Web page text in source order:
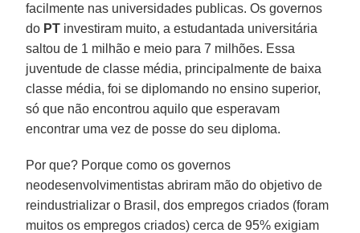
facilmente nas universidades publicas. Os governos
do PT investiram muito, a estudantada universitária
saltou de 1 milhão e meio para 7 milhões. Essa
juventude de classe média, principalmente de baixa
classe média, foi se diplomando no ensino superior,
só que não encontrou aquilo que esperavam
encontrar uma vez de posse do seu diploma.
Por que? Porque como os governos
neodesenvolvimentistas abriram mão do objetivo de
reindustrializar o Brasil, dos empregos criados (foram
muitos os empregos criados) cerca de 95% exigiam